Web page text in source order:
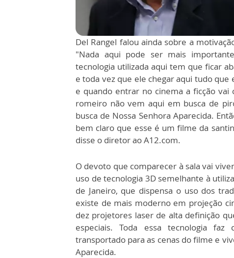
Del Rangel falou ainda sobre a
"Nada aqui pode ser mais
tecnologia utilizada aqui tem que ficar
e toda vez que ele chegar aqui tudo
e quando entrar no cinema a ficção
romeiro não vem aqui em busca de
busca de Nossa Senhora Aparecida.
bem claro que esse é um filme da
disse o diretor ao A12.com.
O devoto que comparecer à sala vai
uso de tecnologia 3D semelhante à
de Janeiro, que dispensa o uso dos
existe de mais moderno em projeção
dez projetores laser de alta definição
especiais. Toda essa tecnologia
transportado para as cenas do filme e
Aparecida.